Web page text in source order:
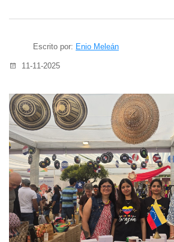
Escrito por: Enio Meleán
11-11-2025